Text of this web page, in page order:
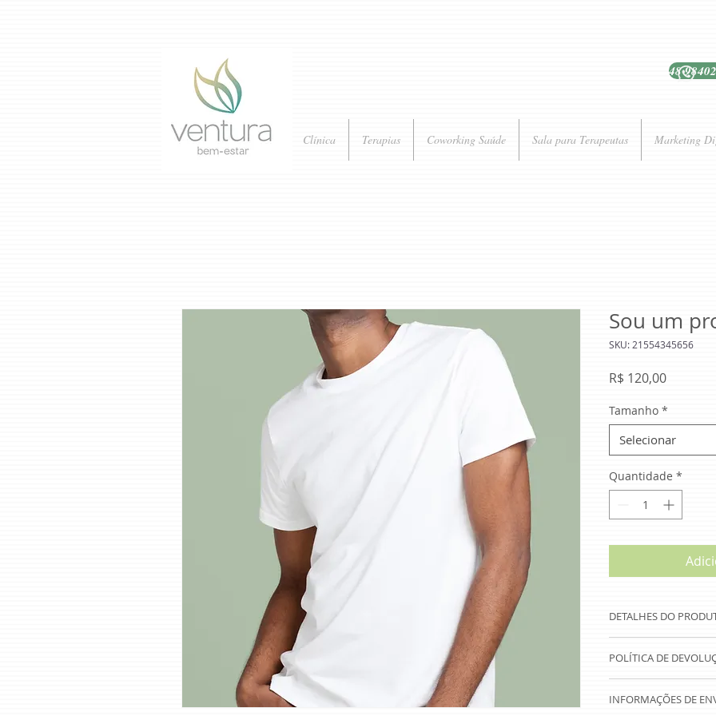
Clínica Terapias Coworking Saúde Sala para Terapeutas Marketing
48
Sou um
SKU: 21554345656
R$ 120,00Preço
Tamanho *
Selecionar
Quantidade *
DETALHES DO
seu produto, como
especiais e
um ótimo lugar
POLÍTICA DE
que fazer caso
INFORMAÇÕES DE